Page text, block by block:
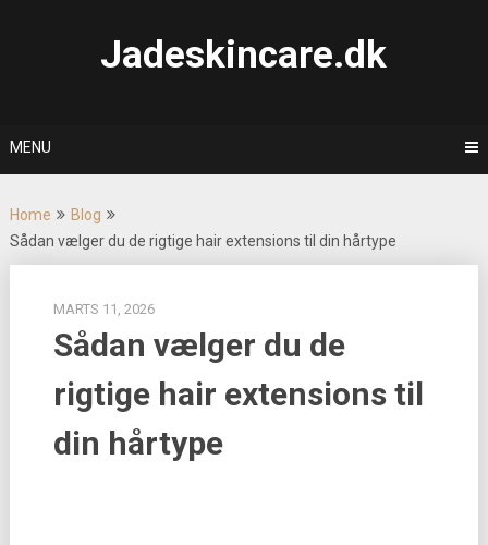
Jadeskincare.dk
MENU
Home
Blog
Sådan vælger du de rigtige hair extensions til din hårtype
MARTS 11, 2026
Sådan vælger du de
rigtige hair extensions til
din hårtype